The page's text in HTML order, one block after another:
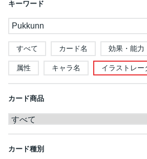
キーワード
すべて カード名 効果・能力
属性 キャラ名 イラストレー
カード商品
カード種別